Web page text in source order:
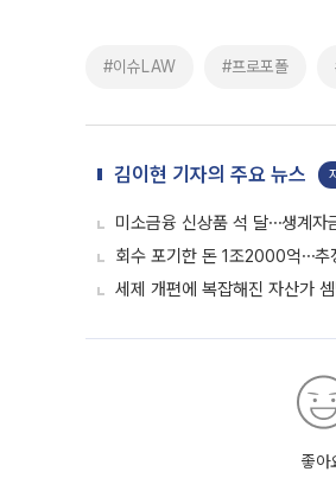
#이슈LAW #프로포폴
김이현 기자의 주요 뉴스
미소금융 신상품 석 달⋯생계
회수 포기한 돈 1조2000억⋯추
세제 개편에 복잡해진 자산가
좋아